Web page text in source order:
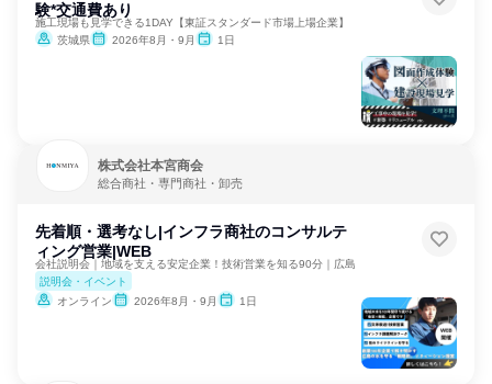
験*交通費あり
施工現場も見学できる1DAY【東証スタンダード市場上場企業】
茨城県
2026年8月・9月 1日
株式会社本宮商会
総合商社・専門商社・卸売
先着順・選考なし|インフラ商社のコンサルテ
ィング営業|WEB
会社説明会｜地域を支える安定企業！技術営業を知る90分｜広島
説明会・イベント
オンライン
2026年8月・9月 1日